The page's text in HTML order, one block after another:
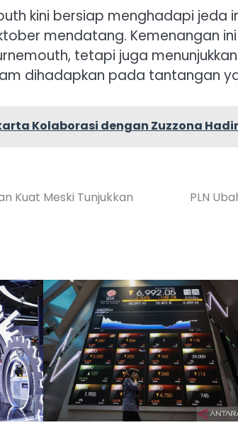
kini bersiap menghadapi
mendatang. Kemenangan
tetapi juga
dihadapkan pada tantangan
Kolaborasi dengan Zuzzona
Kuat Meski Tunjukkan
PLN